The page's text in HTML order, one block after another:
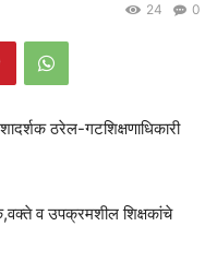
0
24
ठरेल-गटशिक्षणाधिकारी
व उपक्रमशील शिक्षकांचे